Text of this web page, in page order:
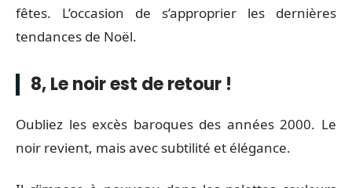
fêtes. L’occasion de s’approprier les dernières
tendances de Noël.
8, Le noir est de retour !
Oubliez les excès baroques des années 2000. Le
noir revient, mais avec subtilité et élégance.